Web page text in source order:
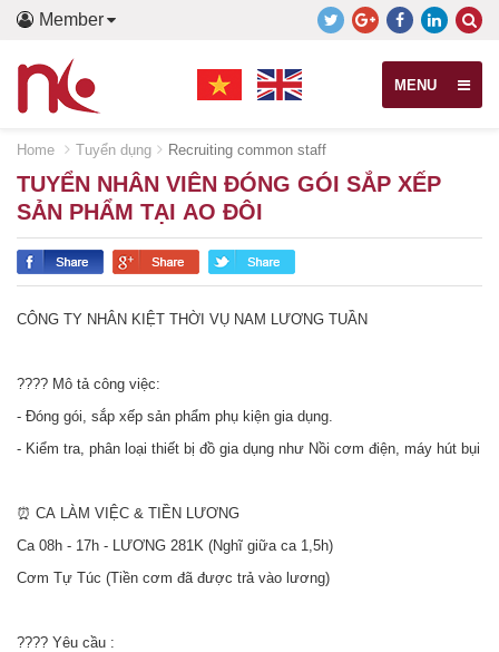
Member
MENU
Home Tuyển dụng Recruiting common staff
TUYỂN NHÂN VIÊN ĐÓNG GÓI SẮP XẾP
SẢN PHẨM TẠI AO ĐÔI
CÔNG TY NHÂN KIỆT THỜI VỤ NAM LƯƠNG TUẦN
???? Mô tả công việc:
- Đóng gói, sắp xếp sản phẩm phụ kiện gia dụng.
- Kiểm tra, phân loại thiết bị đồ gia dụng như Nồi cơm điện, máy hút bụi
⏰ CA LÀM VIỆC & TIỀN LƯƠNG
Ca 08h - 17h - LƯƠNG 281K (Nghĩ giữa ca 1,5h)
Cơm Tự Túc (Tiền cơm đã được trả vào lương)
???? Yêu cầu :